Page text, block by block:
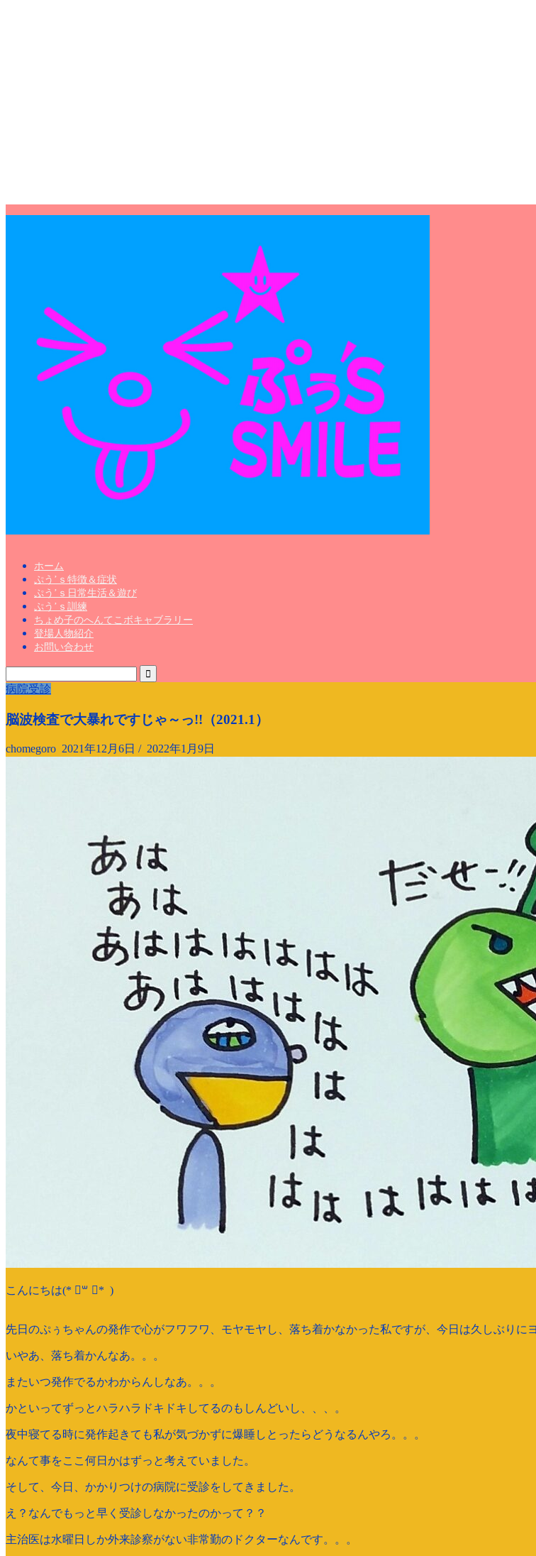
ホーム
ぷう’ｓ特徴＆症状
ぷう’ｓ日常生活＆遊び
ぷう’ｓ訓練
ちょめ子のへんてこボキャブラリー
登場人物紹介
お問い合わせ
病院受診
脳波検査で大暴れですじゃ～っ!!（2021.1）
chomegoro 2021年12月6日 / 2022年1月9日
こんにちは(* ॑꒳ ॑* )
先日のぷぅちゃんの発作で心がフワフワ、モヤモヤし、落ち着かなかった私ですが、今日は久しぶり
いやあ、落ち着かんなあ。。。
またいつ発作でるかわからんしなあ。。。
かといってずっとハラハラドキドキしてるのもしんどいし、、、。
夜中寝てる時に発作起きても私が気づかずに爆睡しとったらどうなるんやろ。。。
なんて事をここ何日かはずっと考えていました。
そして、今日、かかりつけの病院に受診をしてきました。
え？なんでもっと早く受診しなかったのかって？？
主治医は水曜日しか外来診察がない非常勤のドクターなんです。。。